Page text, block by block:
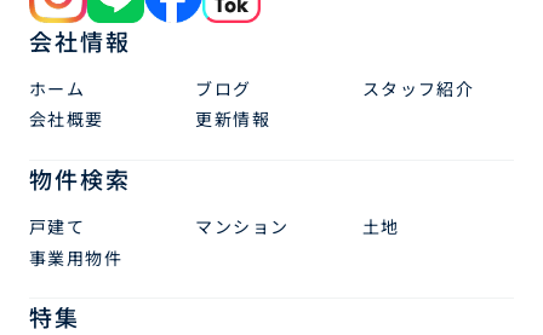
会社情報
ホーム ブログ
スタッフ紹介
会社概要
更新情報
物件検索
戸建て マンション
土地
事業用物件
特集